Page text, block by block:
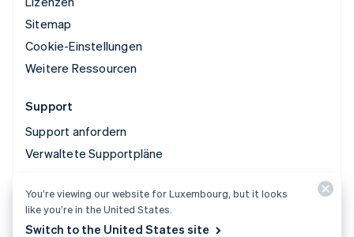
Sitemap
Cookie-Einstellungen
Weitere Ressourcen
Support
Support anfordern
Verwaltete Supportpläne
© 2026 Stripe, LLC
You’re viewing our website for Luxembourg, but it looks
like you’re in the United States.
Switch to the United States site